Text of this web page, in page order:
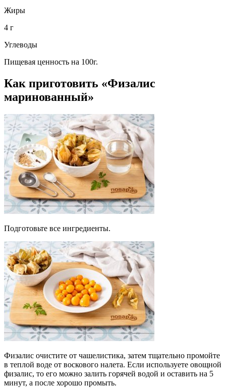
Жиры
4 г
Углеводы
Пищевая ценность на 100г.
Как приготовить «Физалис
маринованный»
Подготовьте все ингредиенты.
Физалис очистите от чашелистика, затем тщательно промойте
в теплой воде от воскового налета. Если используете овощной
физалис, то его можно залить горячей водой и оставить на 5
минут, а после хорошо промыть.